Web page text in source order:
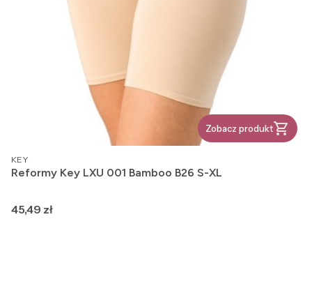
Zobacz produkt
PRODUCENT
KEY
Reformy Key LXU 001 Bamboo B26 S-XL
Cena
45,49 zł